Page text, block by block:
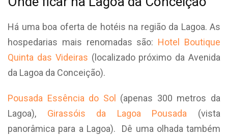
Há uma boa oferta de hotéis na região da Lagoa. As
hospedarias mais renomadas são: Hotel Boutique
Quinta das Videiras (localizado próximo da Avenida
da Lagoa da Conceição).
Pousada Essência do Sol
(apenas 300 metros da
Lagoa), Girassóis da Lagoa Pousada (vista
panorâmica para a Lagoa). Dê uma olhada também